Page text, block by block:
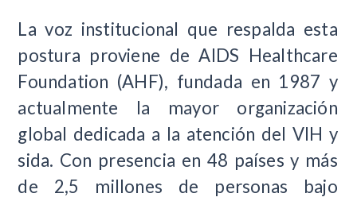
La voz institucional que respalda esta
postura proviene de AIDS Healthcare
Foundation (AHF), fundada en 1987 y
actualmente la mayor organización
global dedicada a la atención del VIH y
sida. Con presencia en 48 países y más
de 2,5 millones de personas bajo